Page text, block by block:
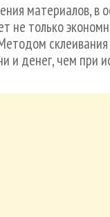
материалов, в
не только
денег, чем при